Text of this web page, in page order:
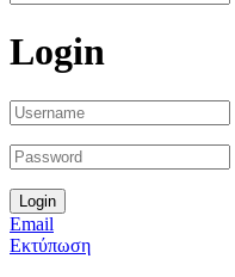
Login
Email
Εκτύπωση